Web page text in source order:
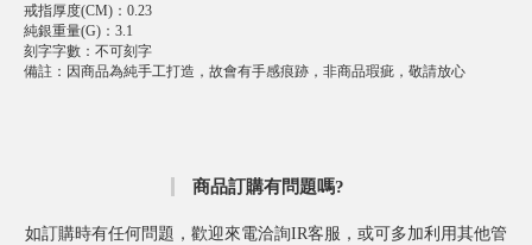
戒指厚度(CM) ： 0.23
純銀重量(G) ： 3.1
刻字字數 ： 不可刻字
備註 ： 因商品為純手工打造，故會有手感痕跡，非商品瑕疵，敬請放心
商品訂購有問題嗎?
如訂購時有任何問題，歡迎來電洽詢IR客服，或可多加利用其他管